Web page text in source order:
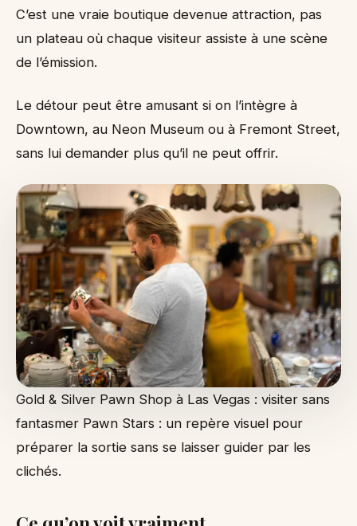
C’est une vraie boutique devenue attraction, pas
un plateau où chaque visiteur assiste à une scène
de l’émission.
Le détour peut être amusant si on l’intègre à
Downtown, au Neon Museum ou à Fremont Street,
sans lui demander plus qu’il ne peut offrir.
Gold & Silver Pawn Shop à Las Vegas : visiter sans
fantasmer Pawn Stars : un repère visuel pour
préparer la sortie sans se laisser guider par les
clichés.